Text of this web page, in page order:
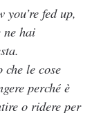
you’re fed up,
ne hai
le cose
perché è
o ridere per